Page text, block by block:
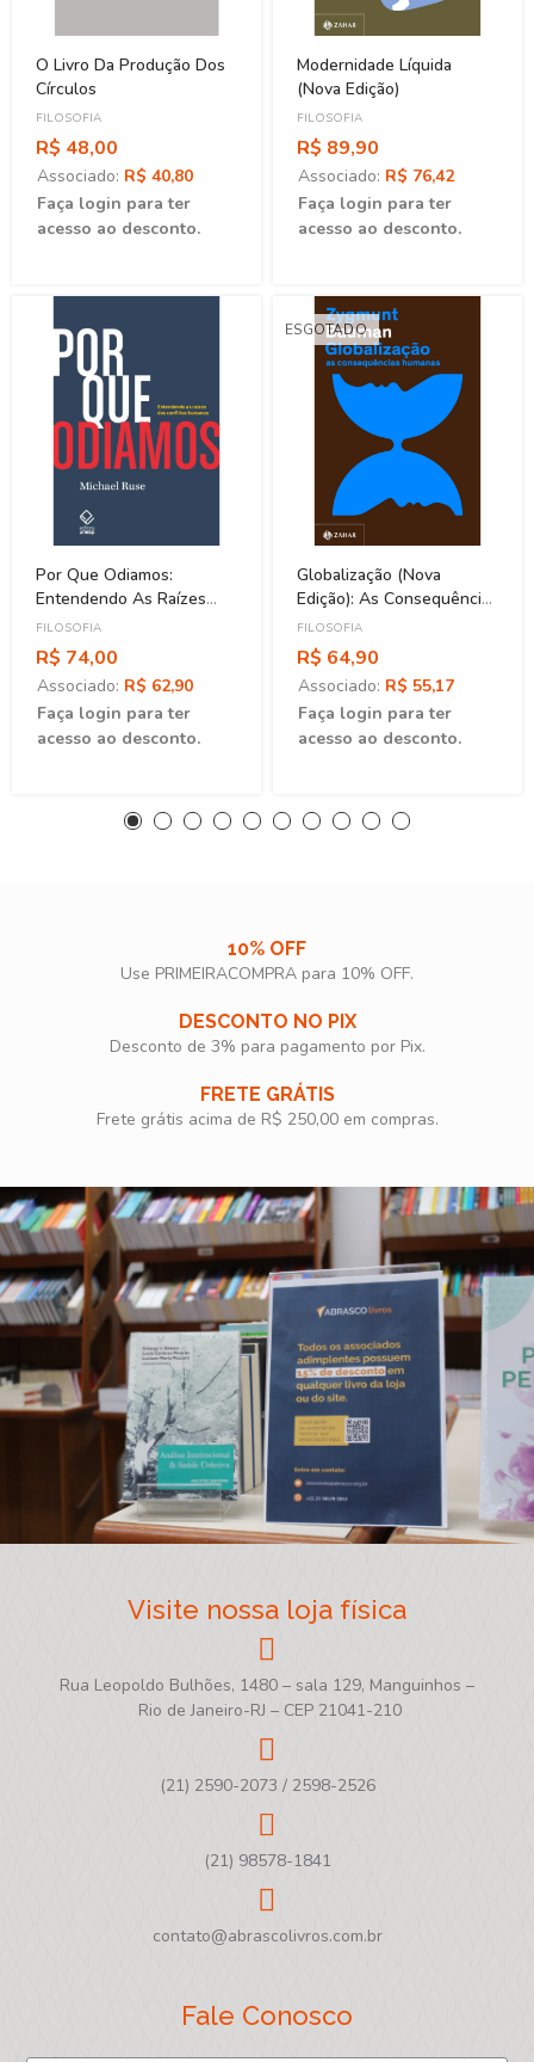
O Livro Da Produção Dos
Círculos
FILOSOFIA
R$ 48,00
Associado: R$ 40,80
Faça login para ter
acesso ao desconto.
Por Que Odiamos:
Entendendo As Raízes
Dos Conflitos Humanos
FILOSOFIA
R$ 74,00
Associado: R$ 62,90
Faça login para ter
acesso ao desconto.
Modernidade Líquida
(Nova Edição)
FILOSOFIA
R$ 89,90
Associado: R$ 76,42
Faça login para ter
acesso ao desconto.
ESGOTADO
Globalização (Nova
Edição): As Consequências
Humana
FILOSOFIA
R$ 64,90
Associado: R$ 55,17
Faça login para ter
acesso ao desconto.
10% OFF
Use PRIMEIRACOMPRA para 10% OFF.​
DESCONTO NO PIX
Desconto de 3% para pagamento por Pix.
FRETE GRÁTIS
Frete grátis acima de R$ 250,00 em compras.
Visite nossa loja física
Rua Leopoldo Bulhões, 1480 – sala 129, Manguinhos –
Rio de Janeiro-RJ – CEP 21041-210
(21) 2590-2073 / 2598-2526
(21) 98578-1841
contato@abrascolivros.com.br
Fale Conosco